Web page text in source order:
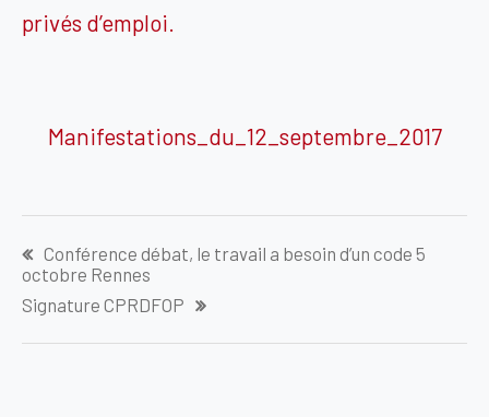
privés d’emploi.
Manifestations_du_12_septembre_2017
de
l’article
Conférence débat, le travail a besoin d’un code 5
octobre Rennes
Signature CPRDFOP